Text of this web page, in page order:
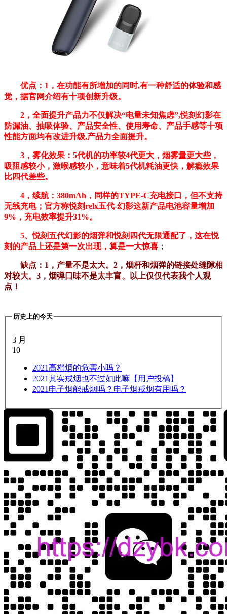
优点：1，在功能有所增加的同时,有一种舒适的体验和感
觉，据官网介绍有十项创新升级。
2，全面提升产品力不仅解决“电量未知焦虑”,悦刻幻影在
防漏油、抽吸体验、产品安全性、使用寿命、产品手感等十项
性能方面均有改进升级,产品力全面提升。
3，雾化效果：5代机的功率较4代更大，烟雾量更大些，
吸阻感较小，激喉感较小，意味着5代机耗油更快，解瘾效果
比四代差些。
4，续航：380mAh，同样的TYPE-C充电接口，但不支持
无线充电；官方称悦刻relx五代-幻影这新产品电池容量增加
9%，充电效率提升31%。
5、悦刻五代幻影的烟弹和悦刻四代无限通配了，这在悦
刻的产品上还是第一次出现，算是一大惊喜 ；
缺点：1，产量不是太大。2，烟杆和烟弹的链接处缝隙相
对较大。3，烟弹口味不是太丰富。以上仅仅代表我个人观
点！
历史上的今天
3 月
10
2021高档烟的危害小吗？
2021其实戒烟也不过如此嘛【用户投稿】
2021 电子烟能戒烟吗？电子烟戒烟有用吗？